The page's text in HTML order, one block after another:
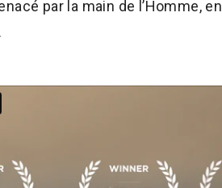
par la main de l’Homme,